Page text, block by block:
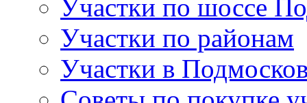
Участки по шоссе
Участки по районам
Участки в